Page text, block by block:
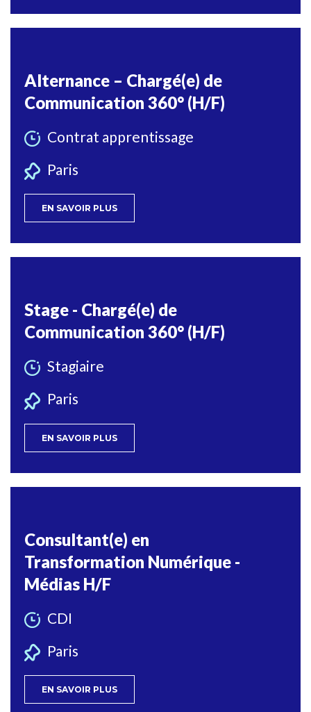
Alternance – Chargé(e) de
Communication 360° (H/F)
Contrat apprentissage
Paris
EN SAVOIR PLUS
Stage - Chargé(e) de
Communication 360° (H/F)
Stagiaire
Paris
EN SAVOIR PLUS
Consultant(e) en
Transformation Numérique -
Médias H/F
CDI
Paris
EN SAVOIR PLUS